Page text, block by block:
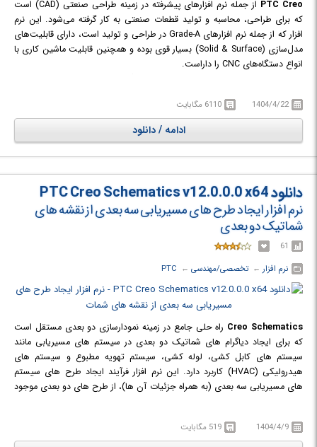
PTC Creo
از جمله نرم افزارهای پیشرفته در زمینه طراحی صنعتی (CAD) است
که برای طراحی، محاسبه و تولید قطعات صنعتی به کار گرفته می‌شود. این نرم
افزار که از جمله نرم افزارهای Grade-A در طراحی و تولید است، دارای قابلیت‌های
مدل‌سازی (Solid & Surface) بسیار قوی بوده و همچنین قابلیت ماشین کاری با
انواع دستگاه‌های CNC را داراست.
پیچیده‌ترین سطوح را دارا است.
از طرفی در محیط Mold به قابلیت‌ها و آرشیو بی‌نظیری از قطعات استاندارد برای
صنعت قالب‌سازی دست خواهید یافت. در محیط Drawing به زیباترین و
فنی‌ترین نقشه‌های دو بعدی با رعایت دقیق‌ترین نکات و استانداردهای نقشه
1404/4/22 6110 مگابایت
ادامه / دانلود
دانلود PTC Creo Schematics v12.0.0.0 x64
نرم افزار ایجاد طرح های مسیریابی سه بعدی از نقشه های
شماتیک دو بعدی
61
نرم افزار ← ‏تخصصی/مهندسی ← ‏
PTC
Creo Schematics راه حلی جامع در زمینه نمودارسازی دو بعدی مستقل است
که برای ایجاد دیاگرام های شماتیک دو بعدی در سیستم های مسیریابی مانند
سیستم های کابل کشی، لوله کشی، سیستم تهویه مطبوع و سیستم های
هیدرولیکی (HVAC) کاربرد دارد. این نرم افزار فرآیند ایجاد طرح های سیستم
های مسیریابی سه بعدی (به همراه جزئیات آن ها)، از طرح های دو بعدی موجود
PTC Creo Schematics بیشتر کارها را به صورت اتوماتیک انجام می دهد، این
1404/4/9 519 مگابایت